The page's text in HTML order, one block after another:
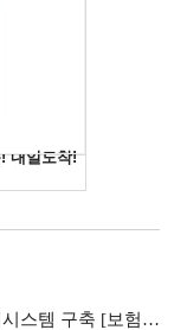
험사기 대응 역량 점검]